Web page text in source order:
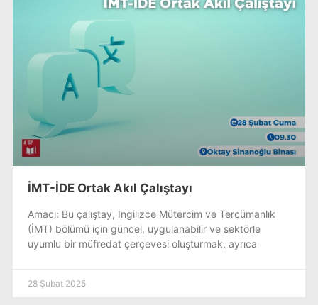
İMT-İDE Ortak Akıl Çalıştayı
Amacı: Bu çalıştay, İngilizce Mütercim ve Tercümanlık
(İMT) bölümü için güncel, uygulanabilir ve sektörle
uyumlu bir müfredat çerçevesi oluşturmak, ayrıca
28 Şubat 2025